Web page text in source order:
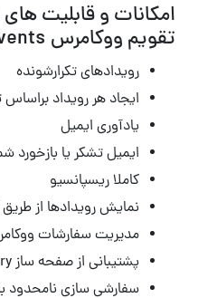
امکانات و قابلیت های
تقویم ووکامرس WooEvents نسخه 4.0.2
رویدادهای تکرارشونده
ایجاد هر رویداد براساس
یادآوری ایمیل
ایمیل تشکر یا بازخورد
کاملا ریسپانسیو
نمایش رویدادها از
مدیریتسفارشات
پشتیبانی از صفحه ساز WPBakery
سفارشی سازی نامحدود